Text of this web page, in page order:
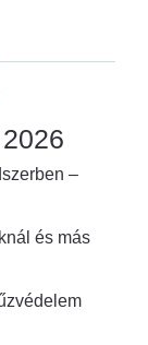
–
és más